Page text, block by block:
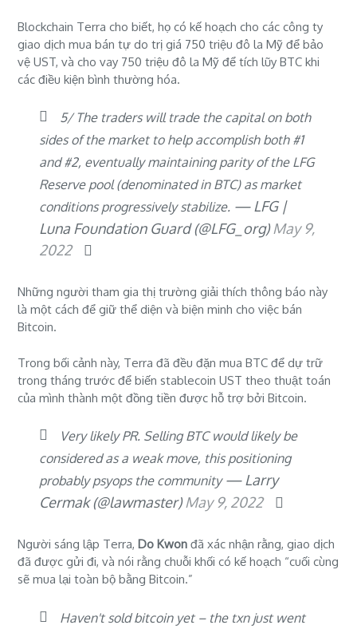
Blockchain Terra cho biết, họ có kế hoạch cho các công ty
giao dịch mua bán tự do trị giá 750 triệu đô la Mỹ để bảo
vệ UST, và cho vay 750 triệu đô la Mỹ để tích lũy BTC khi
các điều kiện bình thường hóa.
5/ The traders will trade the capital on both
sides of the market to help accomplish both #1
and #2, eventually maintaining parity of the LFG
Reserve pool (denominated in BTC) as market
conditions progressively stabilize. — LFG |
Luna Foundation Guard (@LFG_org)May 9,
2022
Những người tham gia thị trường giải thích thông báo này
là một cách để giữ thể diện và biện minh cho việc bán
Bitcoin.
Trong bối cảnh này, Terra đã đều đặn mua BTC để dự trữ
trong tháng trước để biến stablecoin UST theo thuật toán
của mình thành một đồng tiền được hỗ trợ bởi Bitcoin.
Very likely PR. Selling BTC would likely be
considered as a weak move, this positioning
probably psyops the community — Larry
Cermak (@lawmaster)May 9, 2022
Người sáng lập Terra,Do Kwonđã xác nhận rằng, giao dịch
đã được gửi đi, và nói rằng chuỗi khối có kế hoạch “cuối cùng
sẽ mua lại toàn bộ bằng Bitcoin.”
Haven't sold bitcoin yet – the txn just went